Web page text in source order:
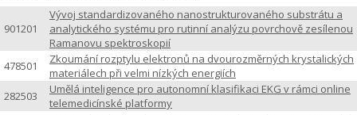
901201
Vývoj standardizovaného nanostrukturovaného substrátu a
analytického systému pro rutinní analýzu povrchově zesílenou
Ramanovu spektroskopií
478501
Zkoumání rozptylu elektronů na dvourozměrných krystalických
materiálech při velmi nízkých energiích
282503
Umělá inteligence pro autonomní klasifikaci EKG v rámci online
telemedicínské platformy